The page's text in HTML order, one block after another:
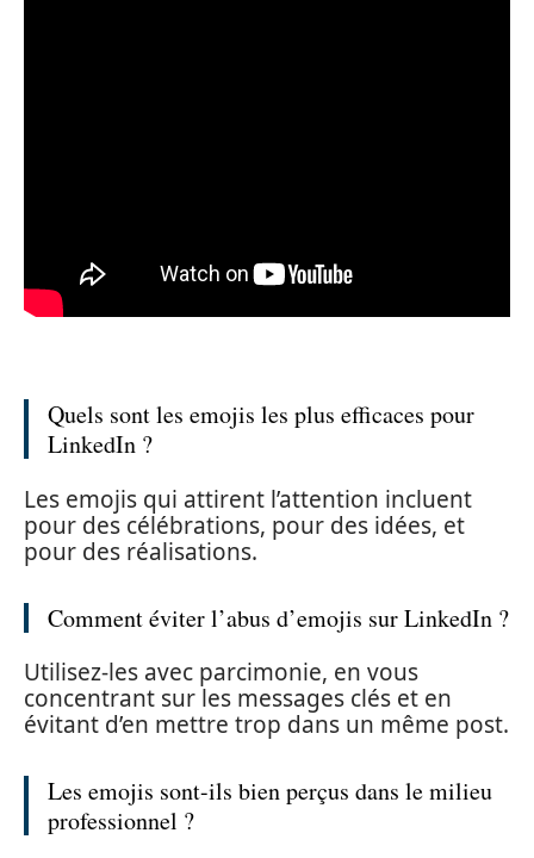
Quels sont les emojis les plus efficaces pour
LinkedIn ?
Les emojis qui attirent l’attention incluent
pour des célébrations, pour des idées, et
pour des réalisations.
Comment éviter l’abus d’emojis sur LinkedIn ?
Utilisez-les avec parcimonie, en vous
concentrant sur les messages clés et en
évitant d’en mettre trop dans un même post.
Les emojis sont-ils bien perçus dans le milieu
professionnel ?